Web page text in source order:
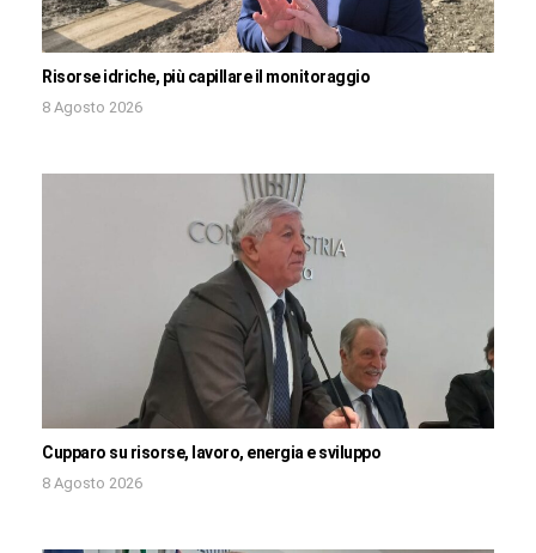
Risorse idriche, più capillare il monitoraggio
8 Agosto 2026
Cupparo su risorse, lavoro, energia e sviluppo
8 Agosto 2026